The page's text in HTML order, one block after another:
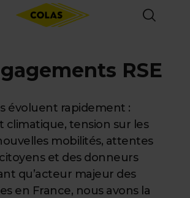
RSE
évoluent rapidement :
tension sur les
mobilités, attentes
et des donneurs
qu’acteur majeur des
en France, nous avons la